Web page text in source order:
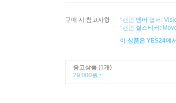
구매 시 참고사항
*랜덤 멤버 엽서:
*랜덤 씰스티커:
이 상품은 YES24에
중고상품 (1개)
29,000원 ~